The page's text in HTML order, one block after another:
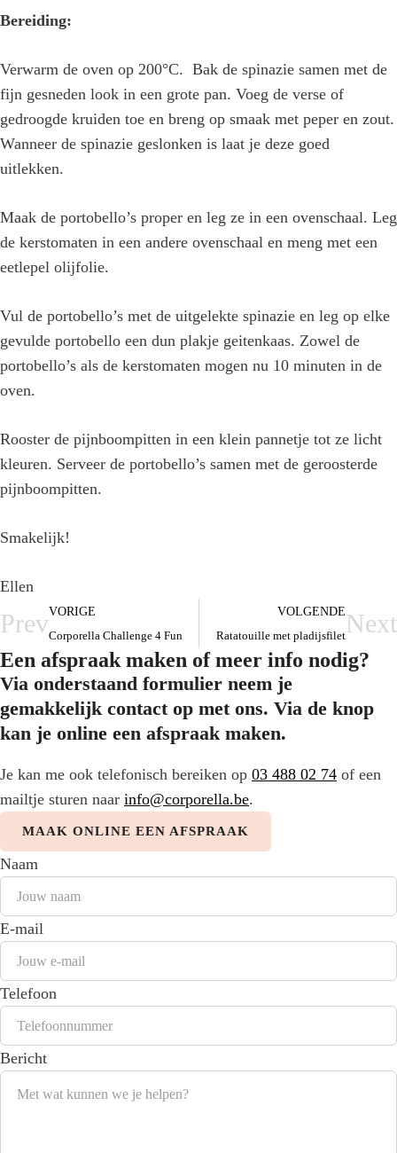
Bereiding:
Verwarm de oven op 200°C. Bak de spinazie samen met de
fijn gesneden look in een grote pan. Voeg de verse of
gedroogde kruiden toe en breng op smaak met peper en zout.
Wanneer de spinazie geslonken is laat je deze goed
uitlekken.
Maak de portobello’s proper en leg ze in een ovenschaal. Leg
de kerstomaten in een andere ovenschaal en meng met een
eetlepel olijfolie.
Vul de portobello’s met de uitgelekte spinazie en leg op elke
gevulde portobello een dun plakje geitenkaas. Zowel de
portobello’s als de kerstomaten mogen nu 10 minuten in de
oven.
Rooster de pijnboompitten in een klein pannetje tot ze licht
kleuren. Serveer de portobello’s samen met de geroosterde
pijnboompitten.
Smakelijk!
Ellen
PrevVORIGE
Corporella Challenge 4 Fun
VOLGENDE
Ratatouille met pladijsfiletNext
Een afspraak maken of meer info nodig?
Via onderstaand formulier neem je
gemakkelijk contact op met ons. Via de knop
kan je online een afspraak maken.
Je kan me ook telefonisch bereiken op 03 488 02 74 of een
mailtje sturen naar info@corporella.be.
MAAK ONLINE EEN AFSPRAAK
Naam
E-mail
Telefoon
Bericht